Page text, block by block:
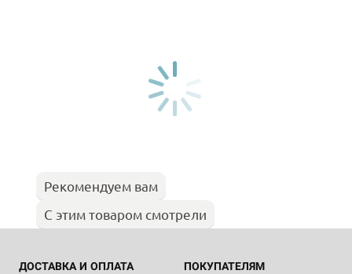
Рекомендуем вам
С этим товаром смотрели
ДОСТАВКА И ОПЛАТА ПОКУПАТЕЛЯМ